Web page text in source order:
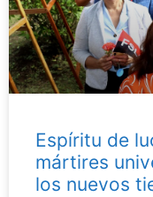
Espíritu de
mártires
los nuevos